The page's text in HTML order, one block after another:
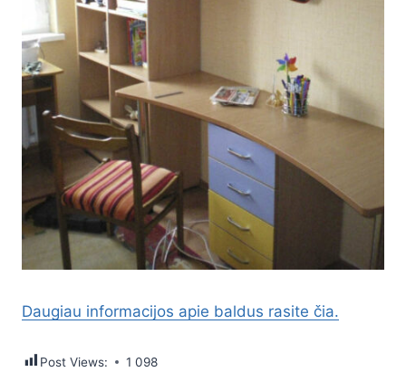
Daugiau informacijos apie baldus rasite čia.
Post Views: 1 098